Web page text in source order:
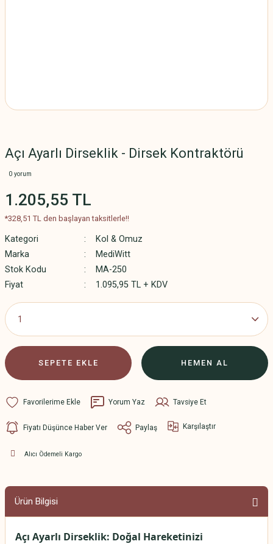
Açı Ayarlı Dirseklik - Dirsek Kontraktörü
0 yorum
1.205,55 TL
*328,51 TL den başlayan taksitlerle!!
Kategori
Kol & Omuz
Marka
MediWitt
Stok Kodu
MA-250
Fiyat
1.095,95 TL + KDV
SEPETE EKLE HEMEN AL
Yorum Yaz Tavsiye Et
Fiyatı Düşünce Haber Ver Paylaş Karşılaştır
Alıcı Ödemeli Kargo
Ürün Bilgisi
Açı Ayarlı Dirseklik: Doğal Hareketinizi